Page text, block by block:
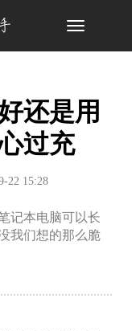
Toggle
还是用
过充
22 15:28
记本电脑可以长
我们想的那么脆